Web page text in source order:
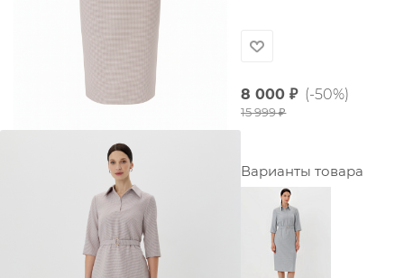
8 000 ₽ (-50%)
15 999₽
Варианты товара